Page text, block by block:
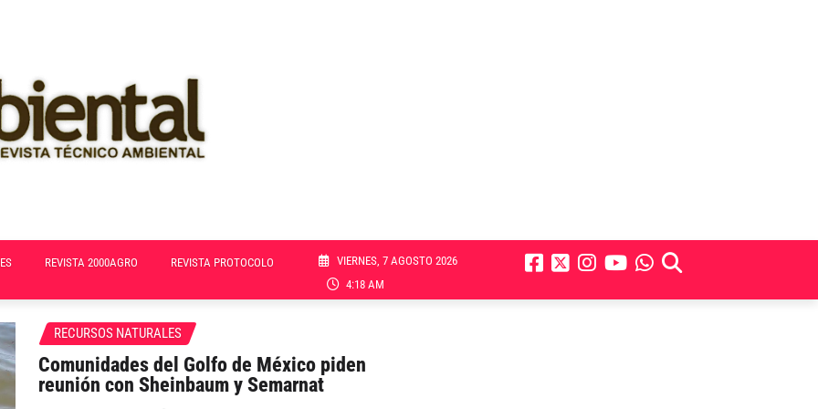
REVISTA 2000AGRO REVISTA PROTOCOLO
VIERNES, 7 AGOSTO 2026
4:18 AM
RECURSOS NATURALES
Comunidades del Golfo de México piden
reunión con Sheinbaum y Semarnat